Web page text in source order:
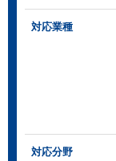
対応業種
対応分野